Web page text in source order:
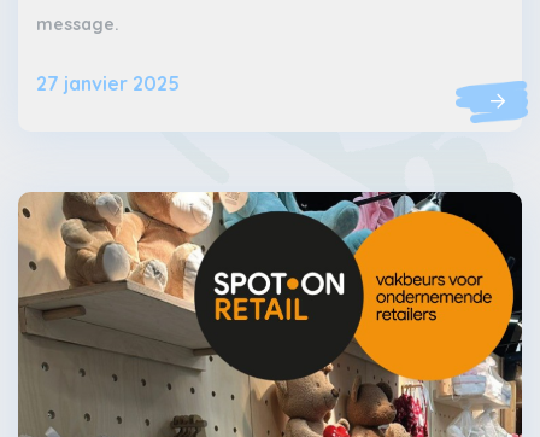
message.
27 janvier 2025